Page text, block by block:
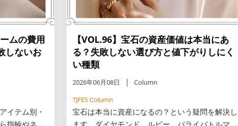
ムの費用
しないお
イテム別・
指輪やネッ
【VOL.96】宝石の資産価値は本当にあ
る？失敗しない選び方と値下がりしにく
い種類
2026年06月08日
Column
TJFES Column
宝石は本当に資産になるの？という疑問を解決し
ます。ダイヤモンド、ルビー、パライバトルマリ